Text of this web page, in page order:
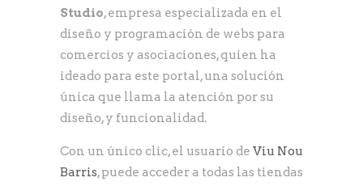
Studio, empresa especializada en el
diseño y programación de webs para
comercios y asociaciones, quien ha
ideado para este portal, una solución
única que llama la atención por su
diseño, y funcionalidad.
Con un único clic, el usuario de Viu Nou
Barris, puede acceder a todas las tiendas